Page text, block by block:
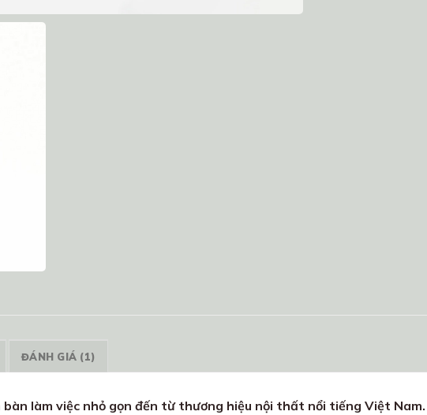
ĐÁNH GIÁ (1)
làm việc nhỏ gọn đến từ thương hiệu nội thất nổi tiếng Việt